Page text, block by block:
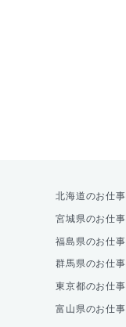
北海道のお仕事
宮城県のお仕事
福島県のお仕事
群馬県のお仕事
東京都のお仕事
富山県のお仕事